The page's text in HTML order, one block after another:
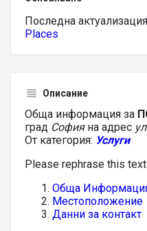
Последна
Places
Описание
Обща информация за
град София на адрес
От категория: Услуги
Please rephrase this
Обща
Местоположение
Данни за контакт